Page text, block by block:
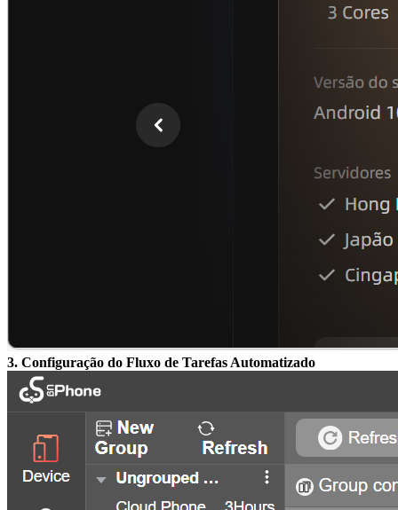
3. Configuração do Fluxo de Tarefas Automatizado